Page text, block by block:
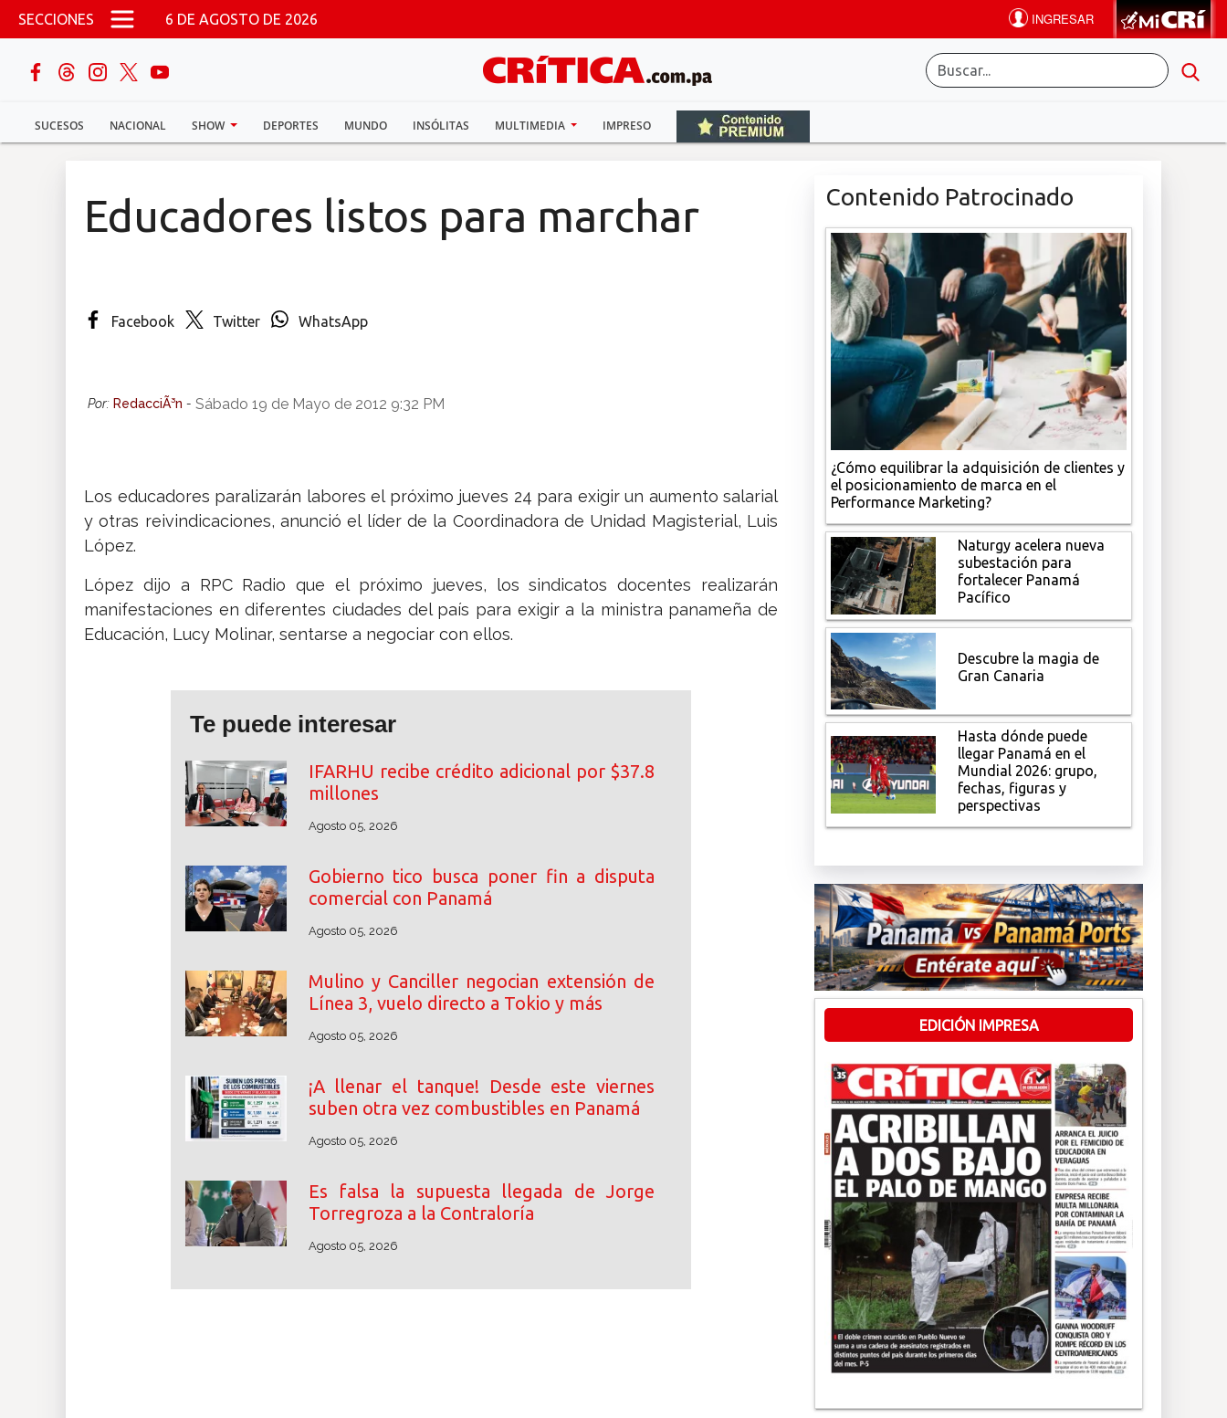
Pasar al contenido principal
SECCIONES 6 DE AGOSTO DE 2026
SUCESOS NACIONAL SHOW DEPORTES MUNDO INSÓLITAS MULTIMEDIA IMPRESO
buscar
Sucesos
Multimedia
Educadores listos para marchar
Facebook Twitter WhatsApp
Por: RedacciÃ³n - Sábado 19 de Mayo de 2012 9:32 PM
Los educadores paralizarán labores el próximo jueves 24 para exigir un aumento salarial
y otras reivindicaciones, anunció el líder de la Coordinadora de Unidad Magisterial, Luis
López.
López dijo a RPC Radio que el próximo jueves, los sindicatos docentes realizarán
manifestaciones en diferentes ciudades del país para exigir a la ministra panameña de
Educación, Lucy Molinar, sentarse a negociar con ellos.
Te puede interesar
IFARHU recibe crédito adicional por $37.8
millones
Agosto 05, 2026
Gobierno tico busca poner fin a disputa
comercial con Panamá
Agosto 05, 2026
Mulino y Canciller negocian extensión de
Línea 3, vuelo directo a Tokio y más
Agosto 05, 2026
¡A llenar el tanque! Desde este viernes
suben otra vez combustibles en Panamá
Agosto 05, 2026
Es falsa la supuesta llegada de Jorge
Torregroza a la Contraloría
Agosto 05, 2026
Contenido Patrocinado
¿Cómo equilibrar la adquisición de clientes y
el posicionamiento de marca en el
Performance Marketing?
Naturgy acelera nueva
subestación para
fortalecer Panamá
Pacífico
Descubre la magia de
Gran Canaria
Hasta dónde puede
llegar Panamá en el
Mundial 2026: grupo,
fechas, figuras y
perspectivas
EDICIÓN IMPRESA